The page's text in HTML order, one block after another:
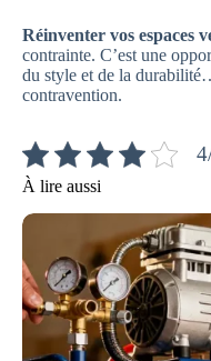
Réinventer vos espaces
contrainte. C’est une
du style et de la
contravention.
À lire aussi